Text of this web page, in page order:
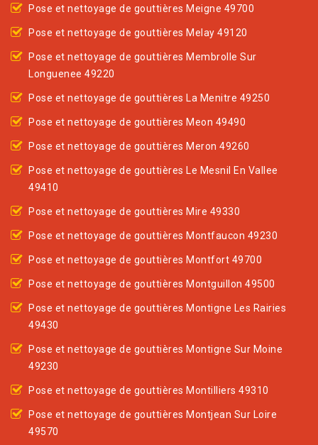
Pose et nettoyage de gouttières Meigne 49700
Pose et nettoyage de gouttières Melay 49120
Pose et nettoyage de gouttières Membrolle Sur
Longuenee 49220
Pose et nettoyage de gouttières La Menitre 49250
Pose et nettoyage de gouttières Meon 49490
Pose et nettoyage de gouttières Meron 49260
Pose et nettoyage de gouttières Le Mesnil En Vallee
49410
Pose et nettoyage de gouttières Mire 49330
Pose et nettoyage de gouttières Montfaucon 49230
Pose et nettoyage de gouttières Montfort 49700
Pose et nettoyage de gouttières Montguillon 49500
Pose et nettoyage de gouttières Montigne Les Rairies
49430
Pose et nettoyage de gouttières Montigne Sur Moine
49230
Pose et nettoyage de gouttières Montilliers 49310
Pose et nettoyage de gouttières Montjean Sur Loire
49570